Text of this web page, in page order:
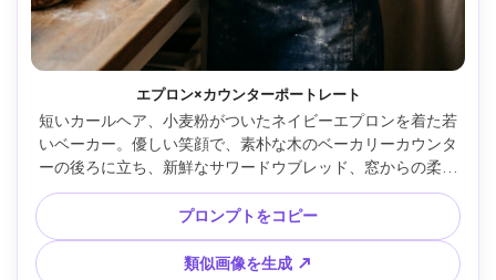
エプロン×カウンターポートレート
短いカールヘア、小麦粉がついたネイビーエプロンを着た若
いベーカー。優しい笑顔で、素朴な木のベーカリーカウンタ
ーの後ろに立ち、新鮮なサワードウブレッド、窓からの柔ら
かい光。Canon EOS R5・85mm f/1.4、浅い被写界深度、4:5
の縦半身構図、温かみのある色調、自然な肌質、微かなフィ
ルムグレイン、シャープなフォーカスとリアルな影 --ar 4:5
プロンプトをコピー
類似画像を生成 ↗